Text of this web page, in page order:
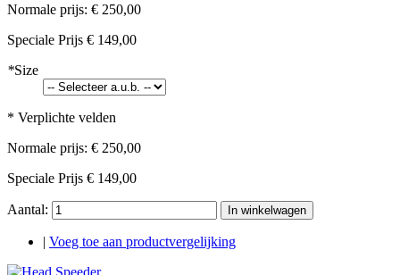
Normale prijs: € 250,00
Speciale Prijs € 149,00
*Size
* Verplichte velden
Normale prijs: € 250,00
Speciale Prijs € 149,00
Aantal: In winkelwagen
Voeg toe aan productvergelijking